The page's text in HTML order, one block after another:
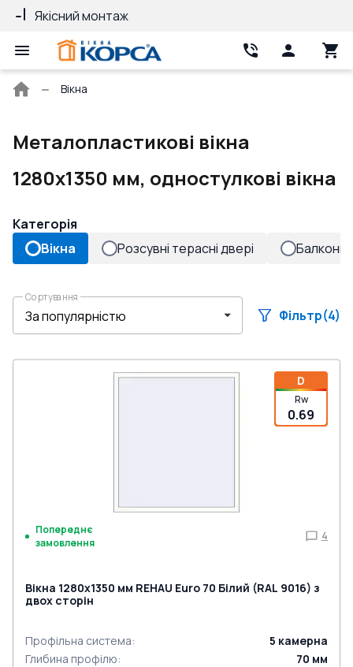
Якісний монтаж
Головна
Вікна
Металопластикові вікна
1280x1350 мм, одностулкові вікна
Категорія
Вікна
Розсувні терасні двері Балконні
Сортування
Фільтр(4)
D
Rw
0.69
Попереднє
замовлення
4
Вікна 1280x1350 мм REHAU Euro 70 Білий (RAL 9016) з
двох сторін
Профільна система: 5 камерна
Глибина профілю: 70 мм